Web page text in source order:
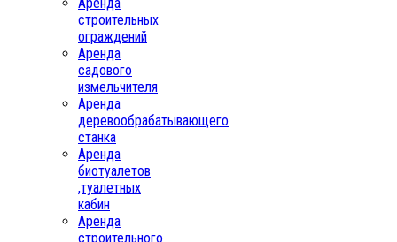
строительных
ограждений
Аренда
садового
измельчителя
Аренда
деревообрабатывающего
станка
Аренда
биотуалетов
,туалетных
кабин
Аренда
строительного